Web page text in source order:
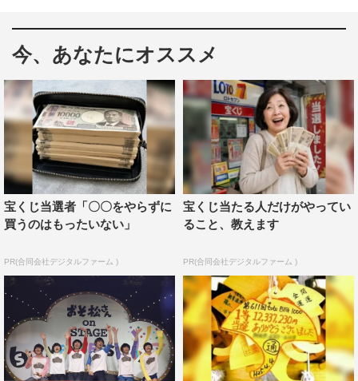
喜劇「おそ松さん」では、6つ子の父・松造、母・松代
が初登場し、松野家が勢ぞろい。さらに、トト子、イヤ
ミ、チビ太、ハタ坊の4人が脇を固め、総勢12名となった
キャストたちがシリーズ史上最高の笑いを届ける。
dTVでは喜劇「おそ松さん」をはじめ、『おそ松さんon
今、あなたにオススメ
宝くじ当選者「〇〇をやらずに
買うのはもったいない」
PR(合同会社デジタルファーム )
宝くじ当たる人だけがやってい
ること、教えます
PR(合同会社デジタルファーム )